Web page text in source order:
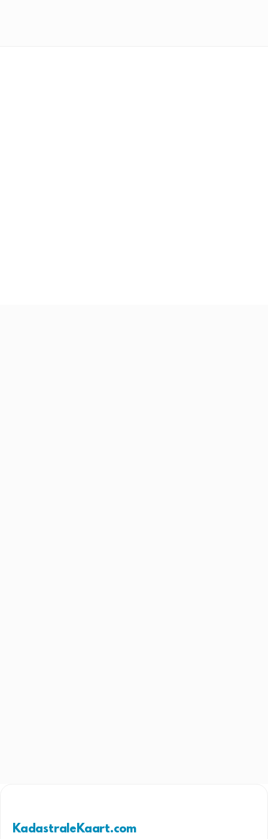
KadastraleKaart.com